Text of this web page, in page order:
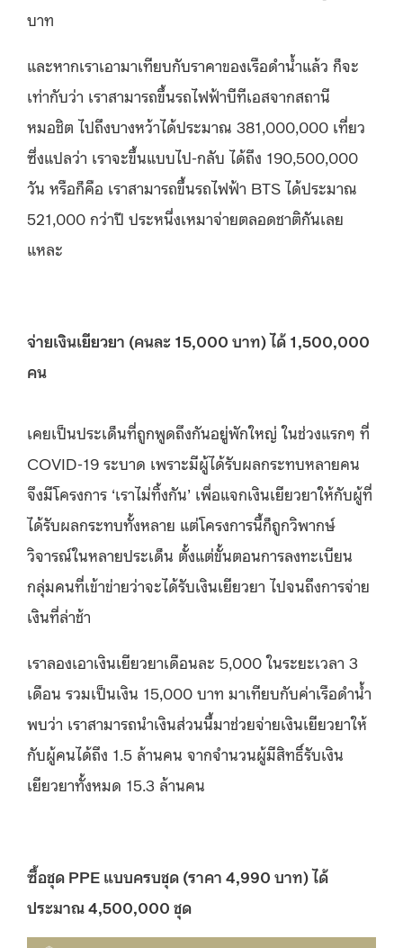
บาท
และหากเราเอามาเทียบกับราคาของเรือดำน้ำแล้ว ก็จะ
เท่ากับว่า เราสามารถขึ้นรถไฟฟ้าบีทีเอสจากสถานี
หมอชิต ไปถึงบางหว้าได้ประมาณ 381,000,000 เที่ยว
ซึ่งแปลว่า เราจะขึ้นแบบไป-กลับ ได้ถึง 190,500,000
วัน หรือก็คือ เราสามารถขึ้นรถไฟฟ้า BTS ได้ประมาณ
521,000 กว่าปี ประหนึ่งเหมาจ่ายตลอดชาติกันเลย
แหละ
จ่ายเงินเยียวยา (คนละ 15,000 บาท) ได้ 1,500,000
คน
เคยเป็นประเด็นที่ถูกพูดถึงกันอยู่พักใหญ่ ในช่วงแรกๆ ที่
COVID-19 ระบาด เพราะมีผู้ได้รับผลกระทบหลายคน
จึงมีโครงการ ‘เราไม่ทิ้งกัน’ เพื่อแจกเงินเยียวยาให้กับผู้ที่
ได้รับผลกระทบทั้งหลาย แต่โครงการนี้ก็ถูกวิพากษ์
วิจารณ์ในหลายประเด็น ตั้งแต่ขั้นตอนการลงทะเบียน
กลุ่มคนที่เข้าข่ายว่าจะได้รับเงินเยียวยา ไปจนถึงการจ่าย
เงินที่ล่าช้า
เราลองเอาเงินเยียวยาเดือนละ 5,000 ในระยะเวลา 3
เดือน รวมเป็นเงิน 15,000 บาท มาเทียบกับค่าเรือดำน้ำ
พบว่า เราสามารถนำเงินส่วนนี้มาช่วยจ่ายเงินเยียวยาให้
กับผู้คนได้ถึง 1.5 ล้านคน จากจำนวนผู้มีสิทธิ์รับเงิน
เยียวยาทั้งหมด 15.3 ล้านคน
ซื้อชุด PPE แบบครบชุด (ราคา 4,990 บาท) ได้
ประมาณ 4,500,000 ชุด